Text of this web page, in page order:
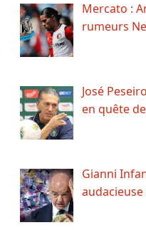
Mercato :
rumeurs
José
en quête
Gianni